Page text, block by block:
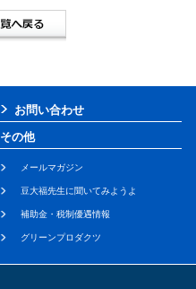
お問い合わせ
その他
メールマガジン
豆大福先生に聞いてみようよ
補助金・税制優遇情報
グリーンプロダクツ